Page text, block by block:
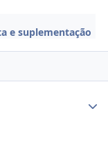
e suplementação